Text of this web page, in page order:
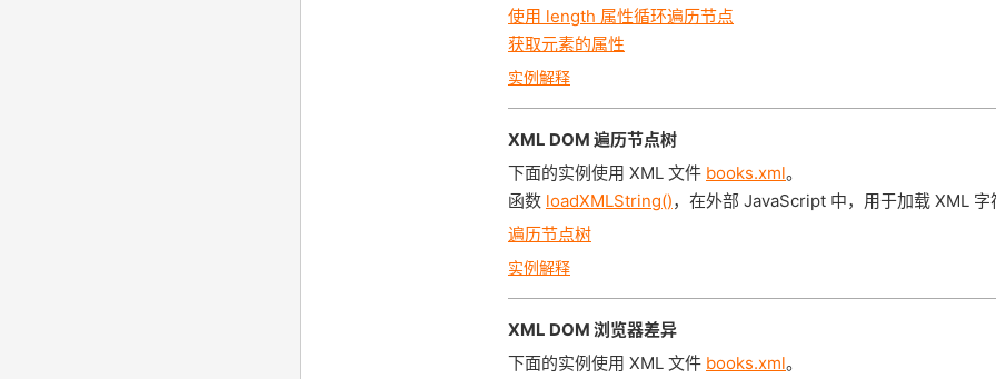
使用 length 属性循环遍历节点
获取元素的属性
实例解释
XML DOM 遍历节点树
下面的实例使用 XML 文件 books.xml。
函数 loadXMLString()，在外部 JavaScript 中，用于加载 XML 字
遍历节点树
实例解释
XML DOM 浏览器差异
下面的实例使用 XML 文件 books.xml。